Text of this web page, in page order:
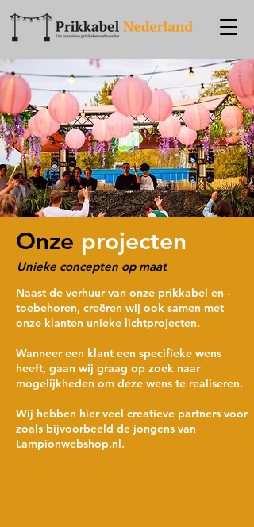
Onze projecten
Unieke concepten op maat
Naast de verhuur van onze prikkabel en -
toebehoren, creëren wij ook samen met
onze klanten unieke lichtprojecten.
Wanneer een klant een specifieke wens
heeft, gaan wij graag op zoek naar
mogelijkheden om deze wens te realiseren.
Wij hebben hier veel creatieve partners voor
zoals bijvoorbeeld de jongens van
Lampionwebshop.nl.